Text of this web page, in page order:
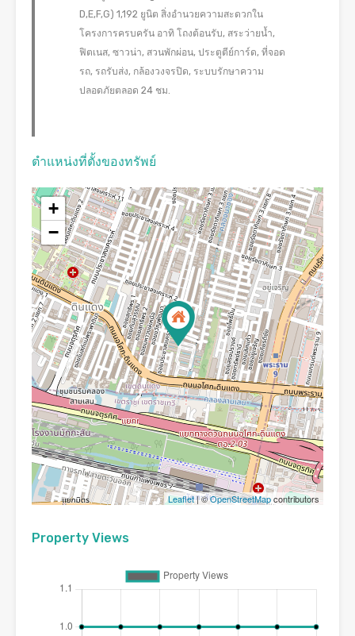
D,E,F,G) 1,192 ยูนิต สิ่งอำนวยความสะดวกใน
โครงการครบครัน อาทิ โถงต้อนรับ, สระว่ายน้ำ,
ฟิตเนส, ซาวน่า, สวนพักผ่อน, ประตูตีย์การ์ด, ที่จอด
รถ, รถรับส่ง, กล้องวงจรปิด, ระบบรักษาความ
ปลอดภัยตลอด 24 ชม.
ตำแหน่งที่ตั้งของทรัพย์
+
−
Leaflet| ©OpenStreetMapcontributors
Property Views